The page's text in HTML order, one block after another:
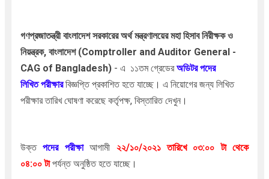
গণপ্রজাতন্ত্রী বাংলাদেশ সরকারেরঅর্থ মন্ত্রণালয়েরমহা হিসাব নিরীক্ষক ও
নিয়ন্ত্রক, বাংলাদেশ (Comptroller and Auditor General -
CAG of Bangladesh)- এ ১১তম গ্রেডেরঅডিটরপদের
লিখিতপরীক্ষারবিজ্ঞপ্তি প্রকাশিত হতে যাচ্ছে। এ নিয়োগের জন্য লিখিত
পরীক্ষার তারিখ ঘোষণা করেছে কর্তৃপক্ষ, বিস্তারিত দেখুন।
উক্তপদেরপরীক্ষাআগামী ২২/১০/২০২১তারিখে০৩:০০ টা থেকে
০৪:০০ টাপর্যন্ত অনুষ্ঠিত হতে যাচ্ছে।